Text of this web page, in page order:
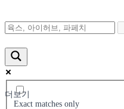
더보기
Exact matches only